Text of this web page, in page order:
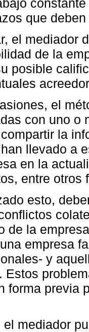
que
el mediador
de la
posible
el
con uno o
la
llevado a
en la
entre otros
esto,
de la
empresa
y
Estos
forma previa
el mediador